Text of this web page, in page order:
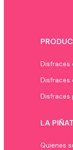
Disfraces
Disfraces
Disfraces
LA
Quienes